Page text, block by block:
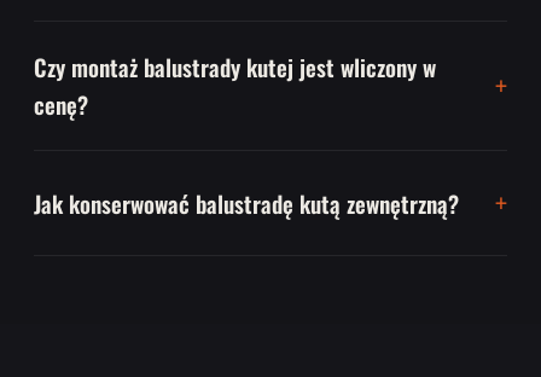
Czy montaż balustrady kutej jest wliczony w
cenę?
Jak konserwować balustradę kutą zewnętrzną?